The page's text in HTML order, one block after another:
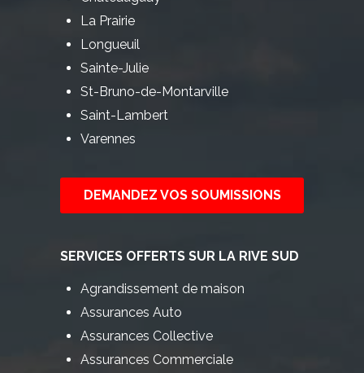
La Prairie
Longueuil
Sainte-Julie
St-Bruno-de-Montarville
Saint-Lambert
Varennes
DEMANDEZ VOS SOUMISSIONS
SERVICES OFFERTS SUR LA RIVE SUD
Agrandissement de maison
Assurances Auto
Assurances Collective
Assurances Commerciale